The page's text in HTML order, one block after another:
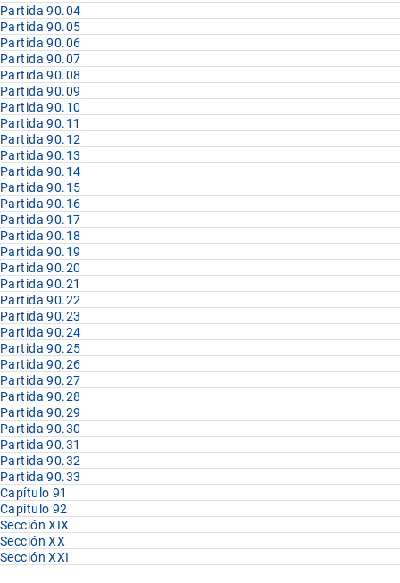
Partida 90.04
Partida 90.05
Partida 90.06
Partida 90.07
Partida 90.08
Partida 90.09
Partida 90.10
Partida 90.11
Partida 90.12
Partida 90.13
Partida 90.14
Partida 90.15
Partida 90.16
Partida 90.17
Partida 90.18
Partida 90.19
Partida 90.20
Partida 90.21
Partida 90.22
Partida 90.23
Partida 90.24
Partida 90.25
Partida 90.26
Partida 90.27
Partida 90.28
Partida 90.29
Partida 90.30
Partida 90.31
Partida 90.32
Partida 90.33
Capítulo 91
Capítulo 92
Sección XIX
Sección XX
Sección XXI